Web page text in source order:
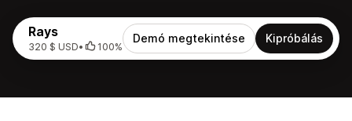
Rays
320 $ USD• 100%
Demó megtekintése Kipróbálás